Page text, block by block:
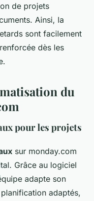
de projets
Ainsi, la
sont facilement
dès les
du
pour les projets
sur monday.com
Grâce au logiciel
adapte son
adaptés,